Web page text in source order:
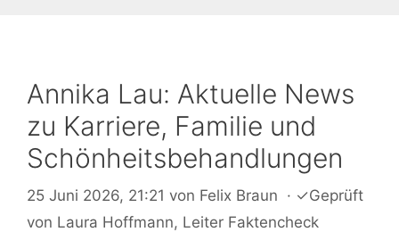
Annika Lau: Aktuelle News
zu Karriere, Familie und
Schönheitsbehandlungen
25 Juni 2026, 21:21 von Felix Braun · ✓Geprüft
von Laura Hoffmann, Leiter Faktencheck